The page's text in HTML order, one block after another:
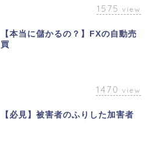
1575 view
【本当に儲かるの？】FXの自動売
買
1470 view
【必見】被害者のふりした加害者